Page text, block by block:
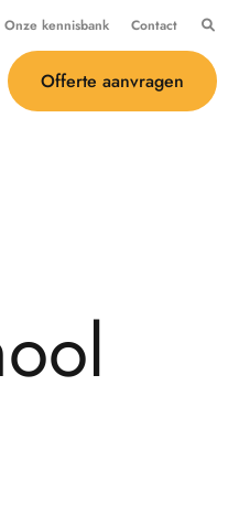
Onze kennisbank Contact
Offerte aanvragen
ool